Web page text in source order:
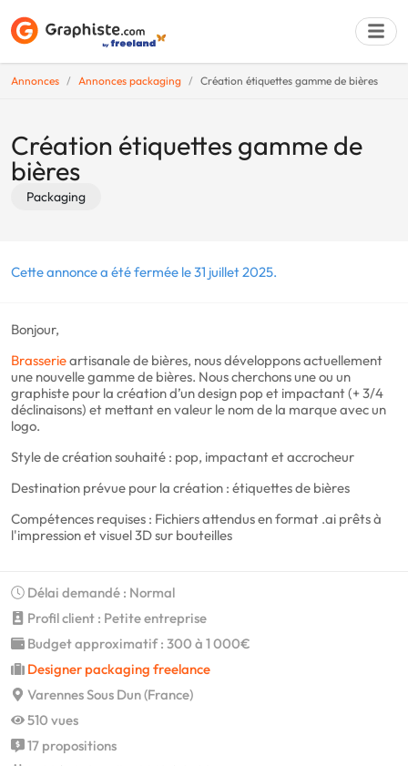
Annonces Annonces packaging Création étiquettes gamme de bières
Création étiquettes gamme de
bières
Packaging
Cette annonce a été fermée le 31 juillet 2025.
Bonjour,
Brasserieartisanale de bières, nous développons actuellement
une nouvelle gamme de bières. Nous cherchons une ou un
graphiste pour la création d’un design pop et impactant (+ 3/4
déclinaisons) et mettant en valeur le nom de la marque avec un
logo.
Style de création souhaité : pop, impactant et accrocheur
Destination prévue pour la création : étiquettes de bières
Compétences requises : Fichiers attendus en format .ai prêts à
l'impression et visuel 3D sur bouteilles
Délai demandé : Normal
Profil client : Petite entreprise
Budget approximatif : 300 à 1 000€
Designer packaging freelance
Varennes Sous Dun (France)
510 vues
17 propositions